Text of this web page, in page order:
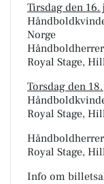
Tirsdag den 16.
Norge
Royal Stage,
Torsdag den
Royal Stage,
Royal Stage,
Info om